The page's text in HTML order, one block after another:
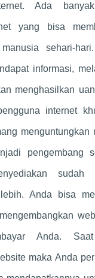
Ada
yang bisa
sehari-
informasi,
menghasilkan
internet
menguntungkan
pengembang
sudah
Anda bisa
Anda.
maka Anda